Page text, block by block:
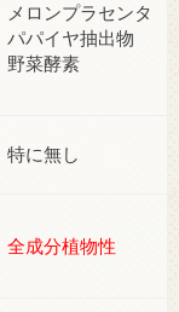
メロンプラセンタ
パパイヤ抽出物
野菜酵素
特に無し
全成分植物性